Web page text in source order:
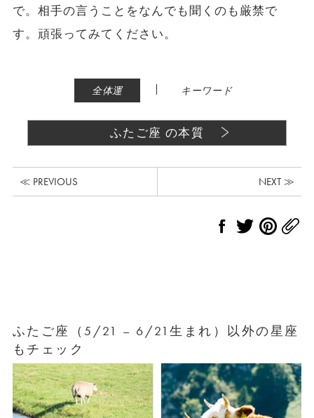
で。相手の言うことをなんでも聞くのも厳禁で
す。頑張ってみてください。
全体運 | キーワード
ふたご座 の本質
≪ PREVIOUS NEXT ≫
ふたご座（5/21 – 6/21生まれ）以外の星座
もチェック